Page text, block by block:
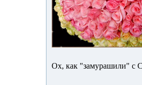
Ох, как "замурашили" с